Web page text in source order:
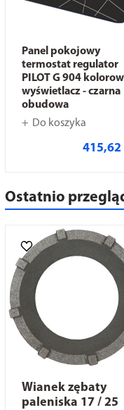
Panel pokojowy
termostat regulator
PILOT G 904
wyświetlacz - czarna
obudowa
Do koszyka
415,62
Ostatnio
Wianek zębaty
paleniska 17 / 25